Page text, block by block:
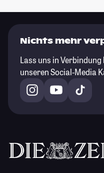
Nichts mehr
Lass uns in
unseren Social-Media